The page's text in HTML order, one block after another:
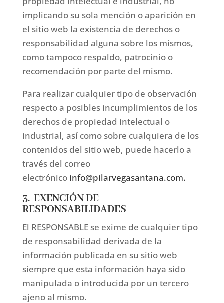
implicando su sola mención o aparición en
el sitio web la existencia de derechos o
responsabilidad alguna sobre los mismos,
como tampoco respaldo, patrocinio o
recomendación por parte del mismo.
Para realizar cualquier tipo de observación
respecto a posibles incumplimientos de los
derechos de propiedad intelectual o
industrial, así como sobre cualquiera de los
contenidos del sitio web, puede hacerlo a
través del correo
electrónico info@pilarvegasantana.com.
3. EXENCIÓN DE
RESPONSABILIDADES
El RESPONSABLE se exime de cualquier tipo
de responsabilidad derivada de la
información publicada en su sitio web
siempre que esta información haya sido
manipulada o introducida por un tercero
ajeno al mismo.